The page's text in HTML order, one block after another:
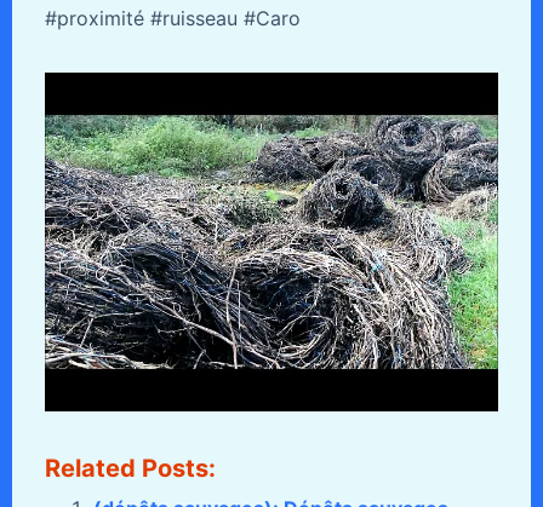
#proximité #ruisseau #Caro
Related Posts: